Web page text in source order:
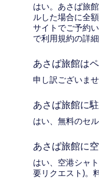
はい。あさば旅
ルした場合に全
サイトでご予約
で利用規約の詳
あさば旅館は
申し訳ございま
あさば旅館に
はい、無料のセ
あさば旅館に
はい、空港シャ
要リクエスト)。